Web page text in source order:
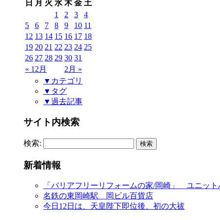
日
月 火 水 木 金 土
« 12月 2月 »
1 2 3
4
5
6 7 8 9 10 11
12 13 14 15 16 17 18
19 20 21 22 23 24 25
26 27 28 29 30 31
▼カテゴリ
▼タグ
▼過去記事
サイト内検索
検索:
新着情報
「バリアフリーリフォームの家/岡崎」 ユニット
名鉄の東岡崎駅 岡ビル百貨店
今日12日は、天皇陛下即位後、初の大祓